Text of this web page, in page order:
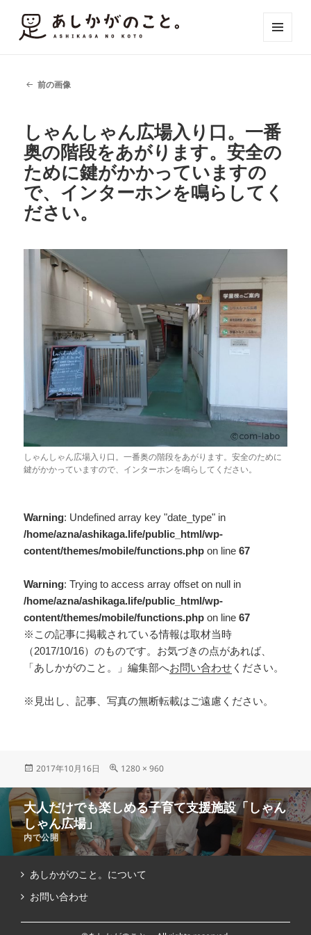
前の画像
しゃんしゃん広場入り口。一番
奥の階段をあがります。安全の
ために鍵がかかっていますの
で、インターホンを鳴らしてく
ださい。
しゃんしゃん広場入り口。一番奥の階段をあがります。安全のために
鍵がかかっていますので、インターホンを鳴らしてください。
Warning: Undefined array key "date_type" in
/home/azna/ashikaga.life/public_html/wp-
content/themes/mobile/functions.php on line67
Warning: Trying to access array offset on null in
/home/azna/ashikaga.life/public_html/wp-
content/themes/mobile/functions.php on line67
※この記事に掲載されている情報は取材当時
（2017/10/16）のものです。お気づきの点があれば、
「あしかがのこと。」編集部へお問い合わせ ください。
※見出し、記事、写真の無断転載はご遠慮ください。
2017年10月16日 1280 × 960
大人だけでも楽しめる子育て支援施設「しゃん
しゃん広場」
内で公開
あしかがのこと。について
お問い合わせ